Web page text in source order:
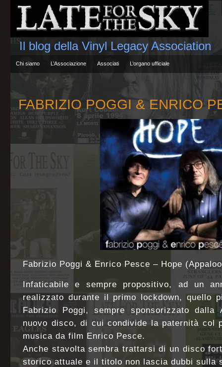
Il blog della Vinyl Legacy Association
Chi siamo L’Associazione Associati L’organo ufficiale
FABRIZIO POGGI & ENRICO
Fabrizio Poggi & Enrico Pesce – Hope
Infaticabile e sempre propositivo, ad un
realizzato durante il primo lockdown, quello
Fabrizio Poggi, sempre sponsorizzato dalla
nuovo disco, di cui condivide la paternità col
musica da film Enrico Pesce.
Anche stavolta sembra trattarsi di un disco
storico attuale e il titolo non lascia dubbi sulla